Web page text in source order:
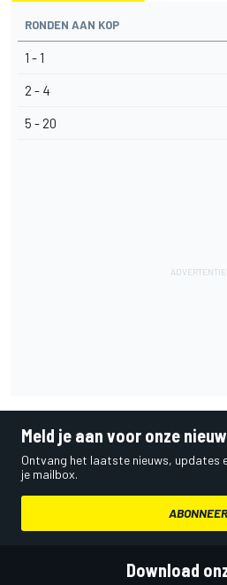
RONDEN AAN KOP
1 - 1
2 - 4
5 - 20
Meld je aan voor onze
Ontvang het laatste nieuws, updates
je mailbox.
ABONNEER
Download